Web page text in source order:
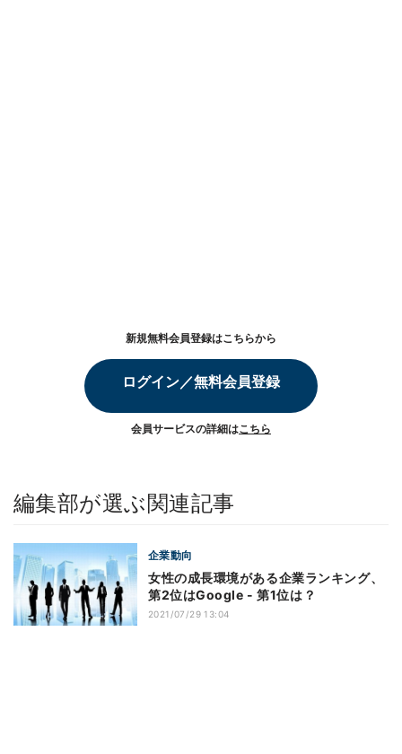
新規無料会員登録はこちらから
ログイン／無料会員登録
会員サービスの詳細はこちら
編集部が選ぶ関連記事
企業動向
女性の成長環境がある企業ランキング、
第2位はGoogle - 第1位は？
2021/07/29 13:04